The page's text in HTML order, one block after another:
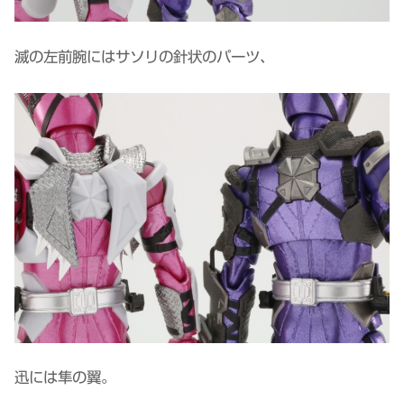
滅の左前腕にはサソリの針状のパーツ、
迅には隼の翼。